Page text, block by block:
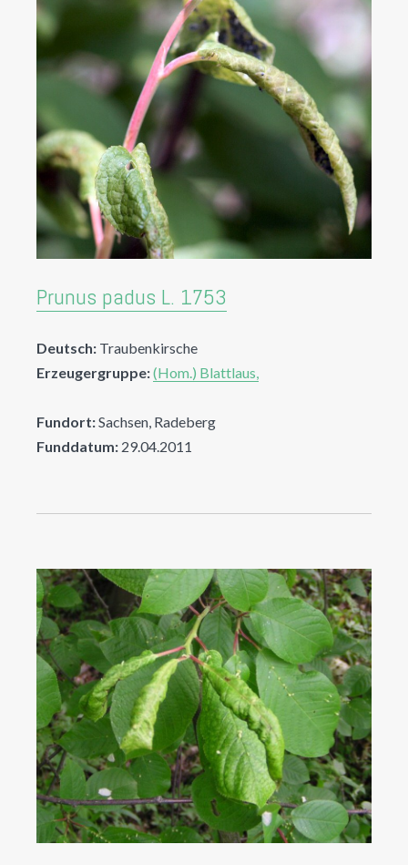
Prunus padus L. 1753
Deutsch: Traubenkirsche
Erzeugergruppe:(Hom.) Blattlaus,
Fundort:Sachsen, Radeberg
Funddatum: 29.04.2011